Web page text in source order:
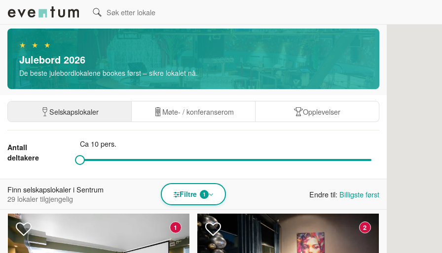
★ ★ ★
Julebord 2026
De beste julebordlokalene bookes først – sikre lokalet nå.
Selskapslokaler Møte- / konferanserom Opplevelser
Antall
deltakere
Ca 10 pers.
Finn selskapslokaler i Sentrum
29 lokaler tilgjengelig
Filtre 1 Endre til: Billigste først
1 2